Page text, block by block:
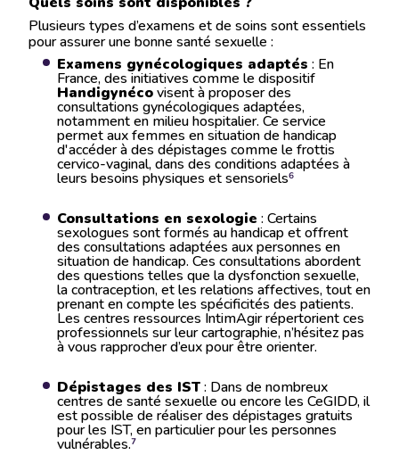
Plusieurs types d’examens et de soins sont essentiels
pour assurer une bonne santé sexuelle :
Examens gynécologiques adaptés : En
France, des initiatives comme le dispositif
Handigynécovisent à proposer des
consultations gynécologiques adaptées,
notamment en milieu hospitalier. Ce service
permet aux femmes en situation de handicap
d'accéder à des dépistages comme le frottis
cervico-vaginal, dans des conditions adaptées à
leurs besoins physiques et sensoriels​⁶
Consultations en sexologie : Certains
sexologues sont formés au handicap et offrent
des consultations adaptées aux personnes en
situation de handicap. Ces consultations abordent
des questions telles que la dysfonction sexuelle,
la contraception, et les relations affectives, tout en
prenant en compte les spécificités des patients​.
Les centres ressources IntimAgir répertorient ces
professionnels sur leur cartographie, n’hésitez pas
à vous rapprocher d’eux pour être orienter.
Dépistages des IST: Dans de nombreux
centres de santé sexuelle ou encore les CeGIDD, il
est possible de réaliser des dépistages gratuits
pour les IST, en particulier pour les personnes
vulnérables​.⁷